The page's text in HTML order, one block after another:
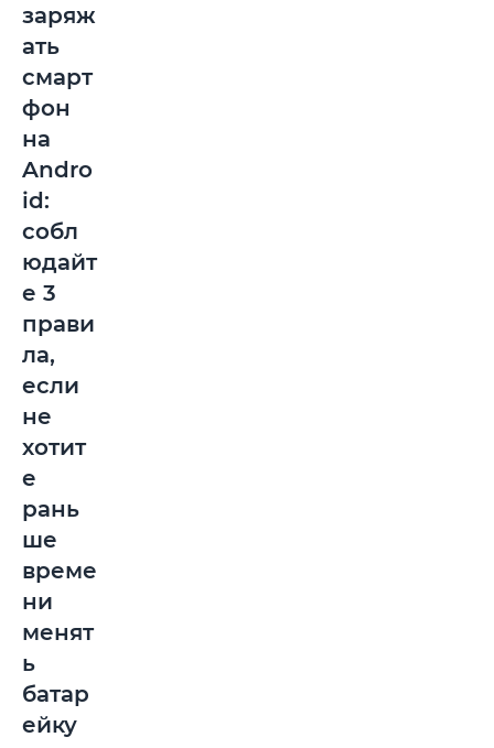
заряж
ать
смарт
фон
на
Andro
id:
собл
юдайт
е 3
прави
ла,
если
не
хотит
е
рань
ше
време
ни
менят
ь
батар
ейку